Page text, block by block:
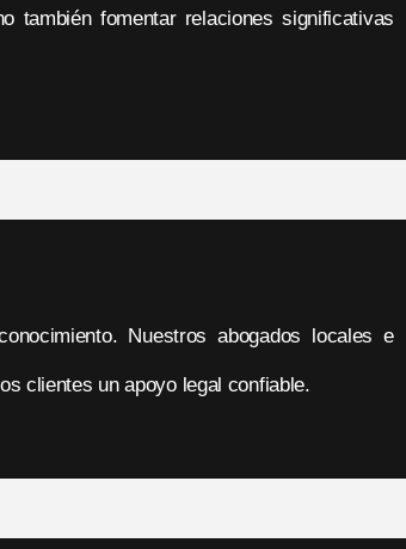
fomentar relaciones significativas
Nuestros abogados locales e
clientes un apoyo legal confiable.